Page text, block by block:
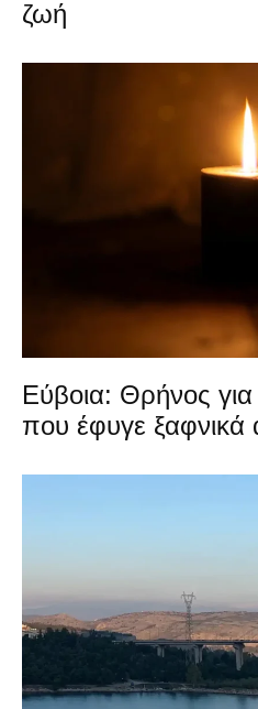
ζωή
Εύβοια: Θρήνος
που έφυγε ξαφνικά